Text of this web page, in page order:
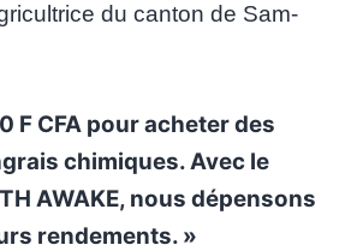
du canton de Sam-
F CFA pour acheter des
chimiques. Avec le
AWAKE, nous dépensons
rendements. »